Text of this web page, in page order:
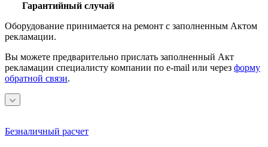
Гарантийный случай
Оборудование принимается на ремонт с заполненным Актом
рекламации.
Вы можете предварительно прислать заполненный Акт
рекламации специалисту компании по e-mail или через форму
обратной связи.
Безналичный расчет